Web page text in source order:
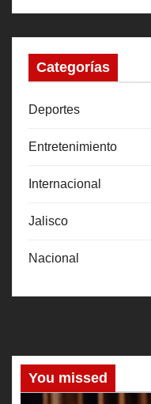
Categorías
Deportes
Entretenimiento
Internacional
Jalisco
Nacional
You missed